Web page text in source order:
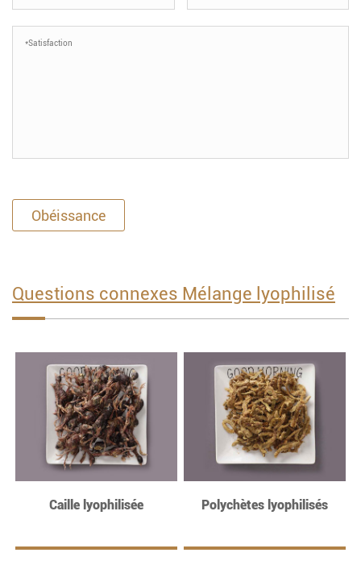
Obéissance
Questions connexes Mélange lyophilisé
Caille lyophilisée Polychètes lyophilisés